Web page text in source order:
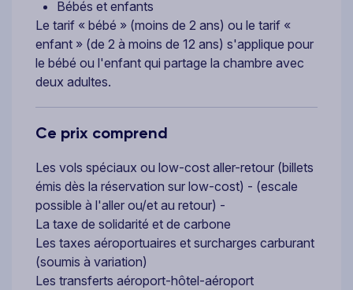
Bébés et enfants
Le tarif « bébé » (moins de 2 ans) ou le tarif «
enfant » (de 2 à moins de 12 ans) s'applique pour
le bébé ou l'enfant qui partage la chambre avec
deux adultes.
Ce prix comprend
Les vols spéciaux ou low-cost aller-retour (billets
émis dès la réservation sur low-cost) - (escale
possible à l'aller ou/et au retour) -
La taxe de solidarité et de carbone
Les taxes aéroportuaires et surcharges carburant
(soumis à variation)
Les transferts aéroport-hôtel-aéroport